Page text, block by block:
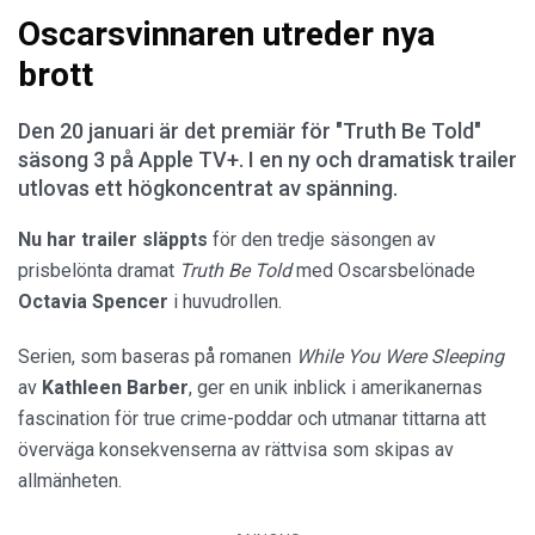
Oscarsvinnaren utreder nya
brott
Den 20 januari är det premiär för "Truth Be Told"
säsong 3 på Apple TV+. I en ny och dramatisk trailer
utlovas ett högkoncentrat av spänning.
Nu har trailer släppts för den tredje säsongen av
prisbelönta dramat Truth Be Toldmed Oscarsbelönade
Octavia Spencer i huvudrollen.
Serien, som baseras på romanen While You Were Sleeping
av Kathleen Barber, ger en unik inblick i amerikanernas
fascination för true crime-poddar och utmanar tittarna att
överväga konsekvenserna av rättvisa som skipas av
allmänheten.